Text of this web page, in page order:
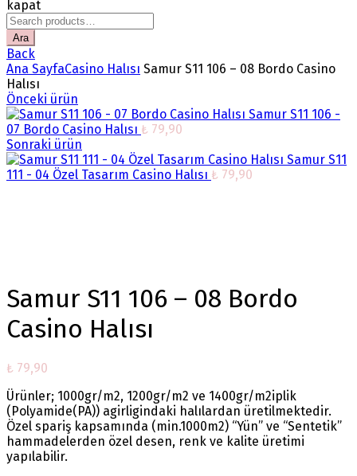
kapat
Search
for:
Ara
Back
Ana SayfaCasino Halısı Samur S11 106 – 08 Bordo Casino
Halısı
Önceki ürün
Samur S11 106 -
07 Bordo Casino Halısı ₺ 79,90
Sonraki ürün
Samur S11
111 - 04 Özel Tasarım Casino Halısı ₺ 79,90
Samur S11 106 – 08 Bordo
Casino Halısı
₺ 79,90
Ürünler; 1000gr/m2, 1200gr/m2 ve 1400gr/m2iplik
(Polyamide(PA)) agirligindaki halılardan üretilmektedir.
Özel spariş kapsamında (min.1000m2) “Yün” ve “Sentetik”
hammadelerden özel desen, renk ve kalite üretimi
yapılabilir.